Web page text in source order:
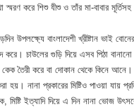
স্মরণ করে শিশু যীশু ও তাঁর মা-বাবার
উপলক্ষ্যে বাংলাদেশী খ্রীষ্টান ভাই
করে। চাউলের গুড়ি দিয়ে এসব পিঠা
তৈরী করে বা দোকান থেকে কিনে আনে।
হয়। নানা প্রকারের মিষ্টিও পাওয়া যায়
মিষ্টি ইত্যাদি দিয়ে এ দিন নানা ভোজ